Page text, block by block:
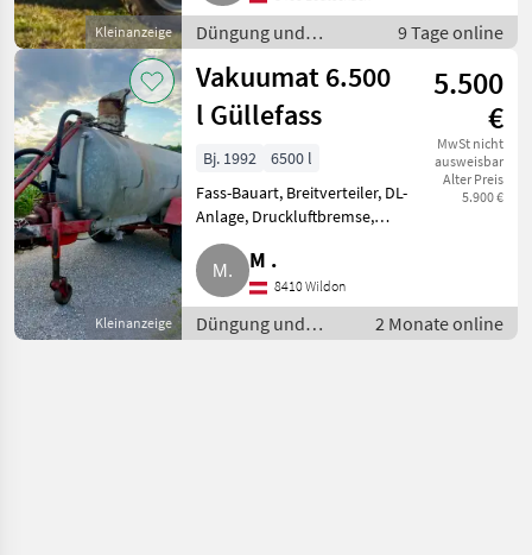
Kleinanzeige
Düngung und
Beregnung /
Güllefässer
9 Tage online
Kleinanzeige
Vakuumat 6.500
l Güllefass
5.500
€
MwSt nicht
ausweisbar
Alter Preis
5.900 €
Bj. 1992
6500 l
Fass-Bauart, Breitverteiler, DL-
Anlage, Druckluftbremse,
Tandemachse, Hydraulischer
Schieber Vakuumat 6.500 l, Bj.
1992, Hallenfahrzeug,
Druckluftbremse, Kompressor
erneu
M .
8410 Wildon
Düngung und
Beregnung /
2 Monate online